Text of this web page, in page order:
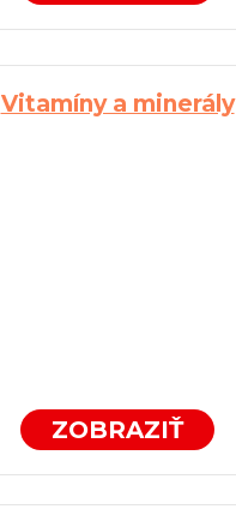
Vitamíny a minerály
ZOBRAZIŤ